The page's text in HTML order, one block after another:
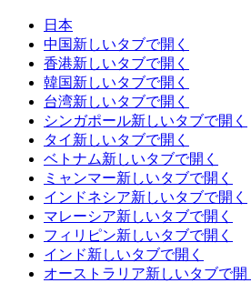
日本
中国新しいタブで開く
香港新しいタブで開く
韓国新しいタブで開く
台湾新しいタブで開く
シンガポール新しいタブで開く
タイ 新しいタブで開く
ベトナム新しいタブで開く
ミャンマー新しいタブで開く
インドネシア新しいタブで開く
マレーシア新しいタブで開く
フィリピン新しいタブで開く
インド新しいタブで開く
オーストラリア新しいタブで開